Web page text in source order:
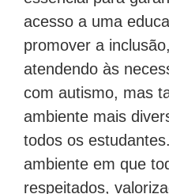
acesso a uma
promover a
atendendo às
com autismo, mas
ambiente mais
todos os
ambiente em que
respeitados,